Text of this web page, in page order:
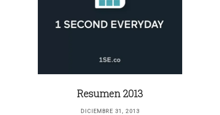
Resumen 2013
DICIEMBRE 31, 2013